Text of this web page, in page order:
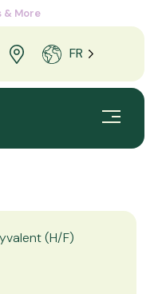
& More
FR
(H/F)